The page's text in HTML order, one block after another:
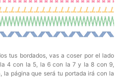
tus bordados, vas a coser por el lado
4 con la 5, la 6 con la 7 y la 8 con 9,
la página que será tu portada irá con la